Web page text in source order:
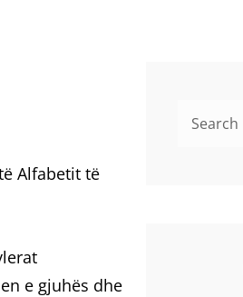
Alfabetit të
e gjuhës dhe